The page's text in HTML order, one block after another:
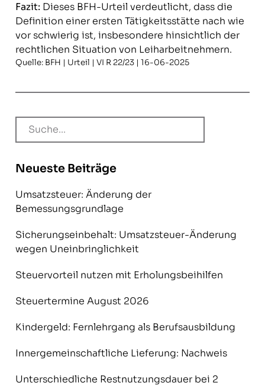
Fazit: Dieses BFH-Urteil verdeutlicht, dass die
Definition einer ersten Tätigkeitsstätte nach wie
vor schwierig ist, insbesondere hinsichtlich der
rechtlichen Situation von Leiharbeitnehmern.
Quelle: BFH | Urteil | VI R 22/23 | 16-06-2025
Neueste Beiträge
Umsatzsteuer: Änderung der
Bemessungsgrundlage
Sicherungseinbehalt: Umsatzsteuer-Änderung
wegen Uneinbringlichkeit
Steuervorteil nutzen mit Erholungsbeihilfen
Steuertermine August 2026
Kindergeld: Fernlehrgang als Berufsausbildung
Innergemeinschaftliche Lieferung: Nachweis
Unterschiedliche Restnutzungsdauer bei 2